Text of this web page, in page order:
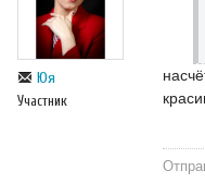
Юя
Участник